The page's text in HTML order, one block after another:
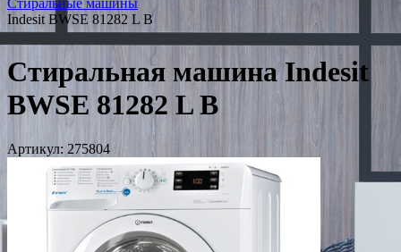
Стиральные машины
Indesit BWSE 81282 L B
Стиральная машина Indesit
BWSE 81282 L B
Артикул: 275804